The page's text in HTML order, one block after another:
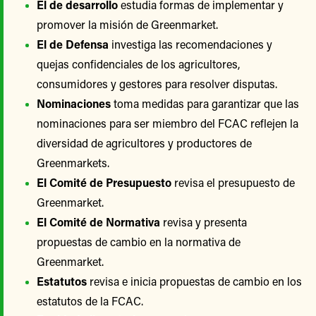
El de desarrolloestudia formas de implementar y
promover la misión de Greenmarket.
El de Defensa investiga las recomendaciones y
quejas confidenciales de los agricultores,
consumidores y gestores para resolver disputas.
Nominacionestoma medidas para garantizar que las
nominaciones para ser miembro del FCAC reflejen la
diversidad de agricultores y productores de
Greenmarkets.
El Comité de Presupuesto revisa el presupuesto de
Greenmarket.
El Comité de Normativa revisa y presenta
propuestas de cambio en la normativa de
Greenmarket.
Estatutos revisa e inicia propuestas de cambio en los
estatutos de la FCAC.